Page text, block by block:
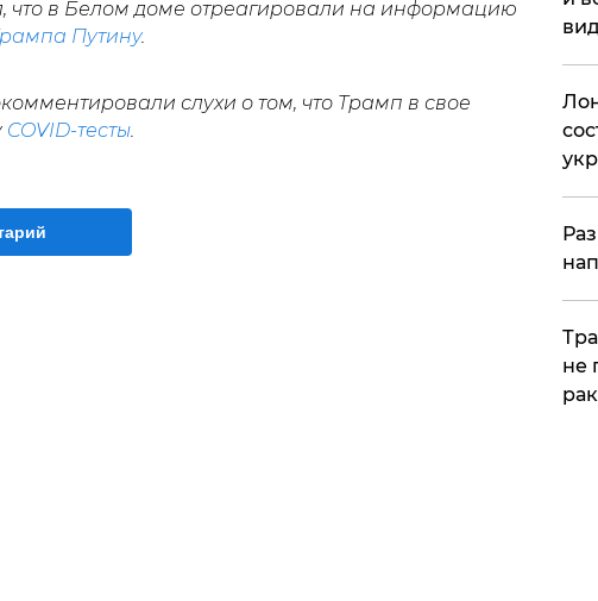
что в Белом доме отреагировали на информацию
Путину.
слухи о том, что Трамп в свое
COVID-тесты.
не